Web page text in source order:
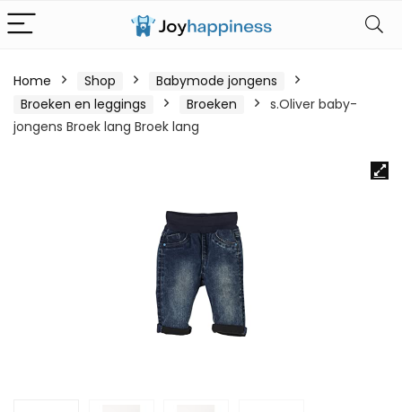
Home Shop
Babymode jongens
Broeken en leggings
Broeken
s.Oliver baby-
jongens Broek lang Broek lang